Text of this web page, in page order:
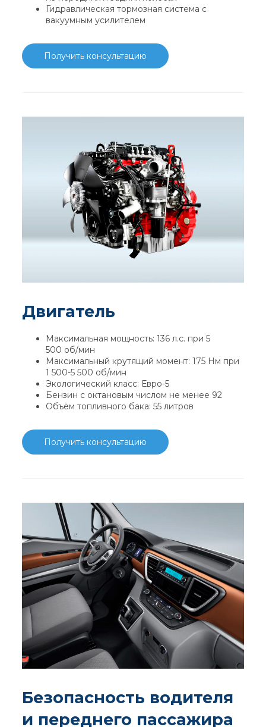
Гидравлическая тормозная система с
вакуумным усилителем
Получить консультацию
Двигатель
Максимальная мощность: 136 л.с. при 5
500 об/мин
Максимальный крутящий момент: 175 Нм при
1 500-5 500 об/мин
Экологический класс: Евро-5
Бензин с октановым числом не менее 92
Объём топливного бака: 55 литров
Получить консультацию
Безопасность водителя
и переднего пассажира